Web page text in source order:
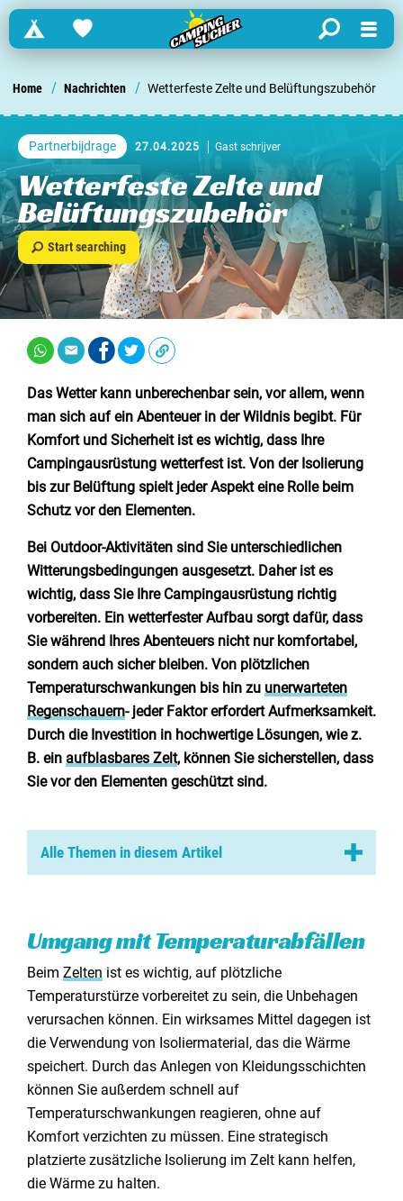
Campings Favorites search Menu
Finden Sie einen Campingplatz in ...
Belgien
Luxemburg
Frankreich
Schweiz
Informationen über ...
Niederlande
Belgien
Luxemburg
Schweiz
Nachrichten / Blog
Über Campingsucher
Häufig gestellte Fragen
Meinen Campingplatz anmelden
Zusammenarbeit / Werbung
Home / Nachrichten / Wetterfeste Zelte und Belüftungszubehör
Partnerbijdrage 27.04.2025 Gast schrijver
Wetterfeste Zelte und
Belüftungszubehör
Start searching
Das Wetter kann unberechenbar sein, vor allem, wenn
man sich auf ein Abenteuer in der Wildnis begibt. Für
Komfort und Sicherheit ist es wichtig, dass Ihre
Campingausrüstung wetterfest ist. Von der Isolierung
bis zur Belüftung spielt jeder Aspekt eine Rolle beim
Schutz vor den Elementen.
Bei Outdoor-Aktivitäten sind Sie unterschiedlichen
Witterungsbedingungen ausgesetzt. Daher ist es
wichtig, dass Sie Ihre Campingausrüstung richtig
vorbereiten. Ein wetterfester Aufbau sorgt dafür, dass
Sie während Ihres Abenteuers nicht nur komfortabel,
sondern auch sicher bleiben. Von plötzlichen
Temperaturschwankungen bis hin zu unerwarteten
Regenschauern- jeder Faktor erfordert Aufmerksamkeit.
Durch die Investition in hochwertige Lösungen, wie z.
B. ein aufblasbares Zelt, können Sie sicherstellen, dass
Sie vor den Elementen geschützt sind.
Alle Themen in diesem Artikel
Belüftung - das Wichtigste
Umgang mit Temperaturabfällen
Beim Zelten ist es wichtig, auf plötzliche
Temperaturstürze vorbereitet zu sein, die Unbehagen
verursachen können. Ein wirksames Mittel dagegen ist
die Verwendung von Isoliermaterial, das die Wärme
speichert. Durch das Anlegen von Kleidungsschichten
können Sie außerdem schnell auf
Temperaturschwankungen reagieren, ohne auf
Komfort verzichten zu müssen. Eine strategisch
platzierte zusätzliche Isolierung im Zelt kann helfen,
die Wärme zu halten.